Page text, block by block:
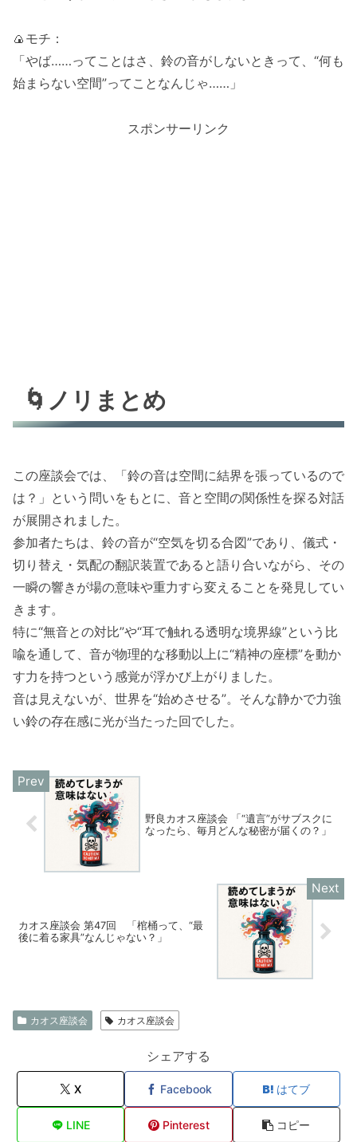
🍙モチ：
「やば……ってことはさ、鈴の音がしないときって、“何も
始まらない空間”ってことなんじゃ……」
スポンサーリンク
🌀ノリまとめ
この座談会では、「鈴の音は空間に結界を張っているので
は？」という問いをもとに、音と空間の関係性を探る対話
が展開されました。
参加者たちは、鈴の音が“空気を切る合図”であり、儀式・
切り替え・気配の翻訳装置であると語り合いながら、その
一瞬の響きが場の意味や重力すら変えることを発見してい
きます。
特に“無音との対比”や“耳で触れる透明な境界線”という比
喩を通して、音が物理的な移動以上に“精神の座標”を動か
す力を持つという感覚が浮かび上がりました。
音は見えないが、世界を“始めさせる”。そんな静かで力強
い鈴の存在感に光が当たった回でした。
野良カオス座談会 「“遺言”がサブスクに
なったら、毎月どんな秘密が届くの？」
カオス座談会 第47回 「棺桶って、“最
後に着る家具”なんじゃない？」
カオス座談会 カオス座談会
シェアする
X Facebook はてブ
LINE Pinterest コピー